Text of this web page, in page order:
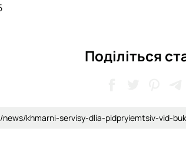
Поділіться
news/khmarni-servisy-dlia-pidpryiemtsiv-vid-